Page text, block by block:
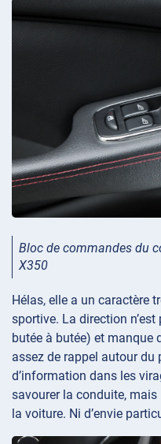
Bloc de commandes du
X350
Hélas, elle a un caractère
sportive. La direction
butée à butée) et manque
assez de rappel autour du
d’information dans les
savourer la conduite, mais
la voiture. Ni d’envie